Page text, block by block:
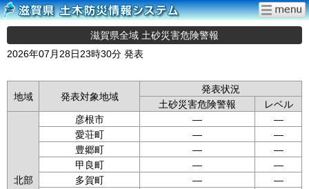
滋賀県全域 土砂災害危険警報
2026年07月28日23時30分 発表
地域 発表対象地域
発表状況
土砂災害危険警報
レベル
北部
彦根市 —
—
愛荘町
—
—
豊郷町
—
—
甲良町
—
—
多賀町
—
—